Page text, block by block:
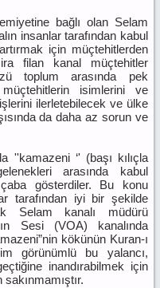
bağlı olan Selam
insanlar tarafından kabul
için müçtehitlerden
filan kanal müçtehitler
toplum arasında pek
isimlerini ve
ilerletebilecek ve ülke
da daha az sorun ve
''kamazeni ‘' (başı kılıçla
arasında kabul
gösterdiler. Bu konu
tarafından iyi bir şekilde
Selam kanalı müdürü
Sesi (VOA) kanalında
kökünün Kuran-ı
görünümlü bu yalancı,
inandırabilmek için